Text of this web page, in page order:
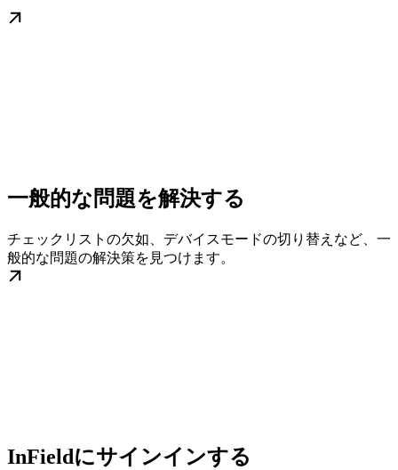
一般的な問題を解決する
チェックリストの欠如、デバイスモードの切り替えなど、一
般的な問題の解決策を見つけます。
InFieldにサインインする